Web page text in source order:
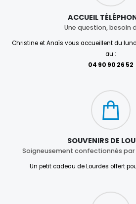
ACCUEIL
Une question, besoin
Christine et Anaïs vous accueillent du
au :
04 90 90 26 52
SOUVENIRS DE
Soigneusement confectionnés
Un petit cadeau de Lourdes offert